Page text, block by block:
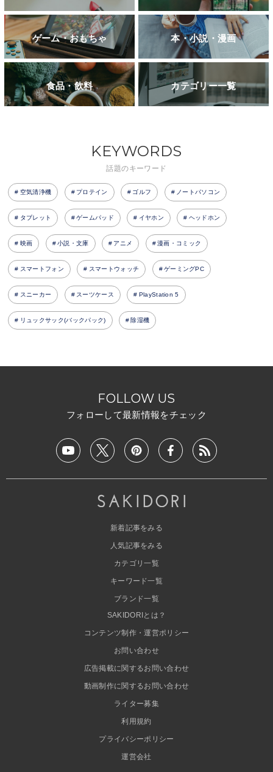
ゲーム・おもちゃ 本・小説・漫画
食品・飲料 カテゴリー一覧
KEYWORDS
話題のキーワード
空気清浄機 プロテイン ゴルフ ノートパソコン
タブレット ゲームパッド イヤホン ヘッドホン
映画 小説・文庫 アニメ 漫画・コミック
スマートフォン スマートウォッチ ゲーミングPC
スニーカー スーツケース PlayStation 5
リュックサック(バックパック) 除湿機
FOLLOW US
フォローして最新情報をチェック
新着記事をみる
人気記事をみる
カテゴリ一覧
キーワード一覧
ブランド一覧
SAKIDORIとは？
コンテンツ制作・運営ポリシー
お問い合わせ
広告掲載に関するお問い合わせ
動画制作に関するお問い合わせ
ライター募集
利用規約
プライバシーポリシー
運営会社